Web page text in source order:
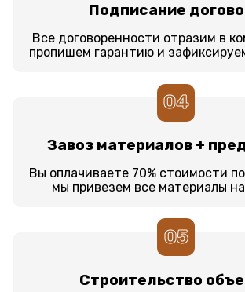
Подписание
Все договоренности отразим в
пропишем гарантию и
04
Завоз материалов +
Вы оплачиваете 70% стоимости
мы привезем все материалы
05
Строительство